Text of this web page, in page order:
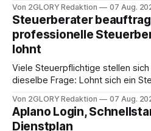
angewiesen ist, stellt sich für
Frage: Muss die Versorgung
oder ist ein Leben zu Hause
Intensivpflege bietet genau diese
Von 2GLORY Redaktion 07 Aug.
Steuerberater
professionelle
lohnt
Viele Steuerpflichtige stellen
dieselbe Frage: Lohnt sich ein
erledigen? Die kurze Antwort: Bei
Einkommensverhältnissen reicht
Von 2GLORY Redaktion 07 Aug.
Aplano Login,
Dienstplan